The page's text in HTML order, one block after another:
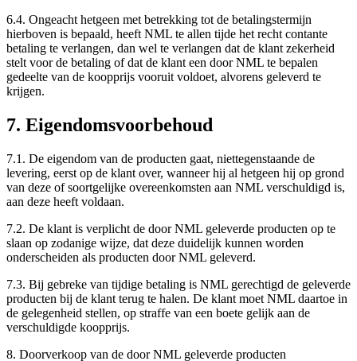
6.4. Ongeacht hetgeen met betrekking tot de betalingstermijn
hierboven is bepaald, heeft NML te allen tijde het recht contante
betaling te verlangen, dan wel te verlangen dat de klant zekerheid
stelt voor de betaling of dat de klant een door NML te bepalen
gedeelte van de koopprijs vooruit voldoet, alvorens geleverd te
krijgen.
7. Eigendomsvoorbehoud
7.1. De eigendom van de producten gaat, niettegenstaande de
levering, eerst op de klant over, wanneer hij al hetgeen hij op grond
van deze of soortgelijke overeenkomsten aan NML verschuldigd is,
aan deze heeft voldaan.
7.2. De klant is verplicht de door NML geleverde producten op te
slaan op zodanige wijze, dat deze duidelijk kunnen worden
onderscheiden als producten door NML geleverd.
7.3. Bij gebreke van tijdige betaling is NML gerechtigd de geleverde
producten bij de klant terug te halen. De klant moet NML daartoe in
de gelegenheid stellen, op straffe van een boete gelijk aan de
verschuldigde koopprijs.
8. Doorverkoop van de door NML geleverde producten